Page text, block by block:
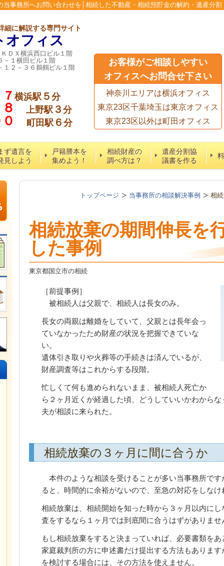
事務所へお問い合わせを│相続した不動産・相続預貯金の解約・遺産分
細に解説する専門サイト
オフィス
ＤＸ横浜西口ビル１階
－１横田ビル１階
２－３６鵜鶴ビル１階
横浜駅 ５ 分
上野駅 ３ 分
０ 町田駅 ６ 分
お客様がご相談しやすい
オフィスへお問合せ下さい
神奈川エリアは横浜オフィス
東京23区千葉埼玉は東京オフィス
東京23区以外は町田オフィス
ず遺言を
見しよう
戸籍謄本を
集めよう！
相続財産の
調べ方は？
遺産分割協
議書を作る
トップページ 当事務所の相談解決事例 相
相続放棄の期間伸長を
した事例
東京都国立市の相続
［前提事例］
被相続人は父親で、相続人は長女のみ。
長女の両親は離婚をしていて、父親とは長年会っ
ていなかったため財産の状況を把握できていな
い。
遺体引き取りや火葬等の手続きは済んでいるが、
財産調査等はこれからする段階。
忙しくて何も進められないまま、被相続人死亡か
ら２ヶ月近くが経過した頃、どうしていいかわから
夫が相談に来られた。
相続放棄の３ヶ月に間に合うか
本件のような相談を受けることが多い当事務所で
ると、時間的に余裕がないので、至急の対応をしな
相続放棄は、相続開始を知った時から３ヶ月以内に
査をするなら１ヶ月では到底間に合うはずがありませ
もし相続放棄をすると決まっていれば、必要書類を
家庭裁判所の方に申述書だけ提出する方法もありま
を検討する場合には、その方法を使えません。